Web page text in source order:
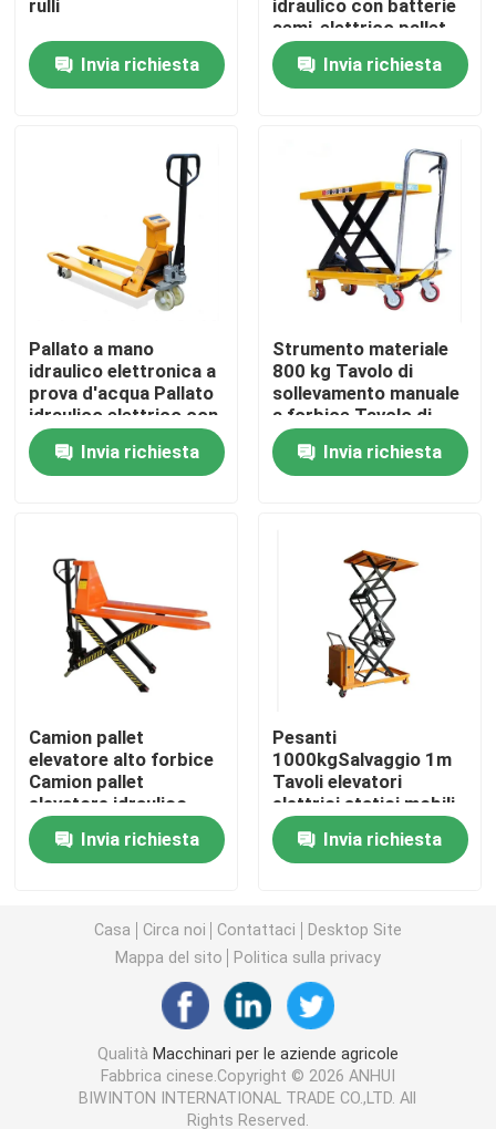
Prodotti
Visita alla fabbrica
Controllo Qualità
Contattaci
Notizie
Casi
Macchine per la logistica
Macchine per apparecchiature di pulizia
Macchine per imballaggio industriale
Macchine per la costruzione
Attrezzature di soccorso di emergenza
Motori elettrici industriali
Cuscinetti a rulli sferici
rulli
Invia richiesta
idraulico con batterie
semi-elettrico pallet
stacker
Invia richiesta
Pallato a mano
idraulico elettronica a
prova d'acqua Pallato
idraulico elettrico con
carrello elevatore
elettrico semplice
Invia richiesta
Strumento materiale
800 kg Tavolo di
sollevamento manuale
a forbice Tavolo di
sollevamento a
piattaforma idraulica
Invia richiesta
Camion pallet
elevatore alto forbice
Camion pallet
elevatore idraulico
1000kg 1500kg
Camion pallet jack a
mano
Invia richiesta
Pesanti
1000kgSalvaggio 1m
Tavoli elevatori
elettrici statici mobili
automatici Portable
Scissor Lift Table
Trolley
Invia richiesta
Casa Circa noi Contattaci
Desktop Site
Mappa del sito
Politica sulla privacy
Qualità Macchinari per le aziende agricole
Fabbrica cinese.Copyright © 2026 ANHUI
BIWINTON INTERNATIONAL TRADE CO.,LTD. All
Rights Reserved.